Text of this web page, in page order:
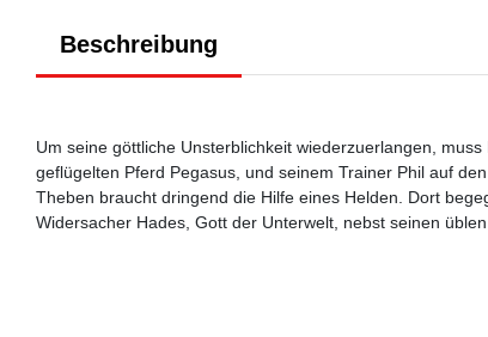
Beschreibung
Um seine göttliche Unsterblichkeit wiederzuerlangen,
geflügelten Pferd Pegasus, und seinem Trainer Phil auf
Theben braucht dringend die Hilfe eines Helden. Dort
Widersacher Hades, Gott der Unterwelt, nebst seinen